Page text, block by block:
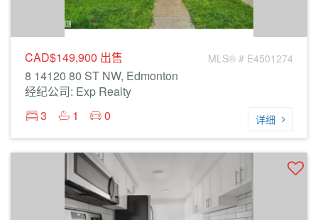
CAD$149,900 出售 MLS® # E4501274
8 14120 80 ST NW, Edmonton
经纪公司: Exp Realty
3
1 0 详细